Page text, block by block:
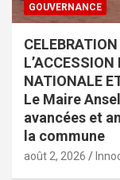
GOUVERNANCE
NATIONALE
Le Maire
avancées et
la commune
août 2, 2026